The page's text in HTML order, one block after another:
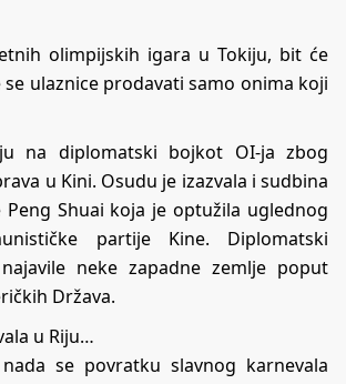
olimpijskih igara u Tokiju, bit će
se ulaznice prodavati samo onima koji
na diplomatski bojkot OI-ja zbog
u Kini. Osudu je izazvala i sudbina
Peng Shuai koja je optužila uglednog
partije Kine. Diplomatski
neke zapadne zemlje poput
Država.
u Riju…
se povratku slavnog karnevala